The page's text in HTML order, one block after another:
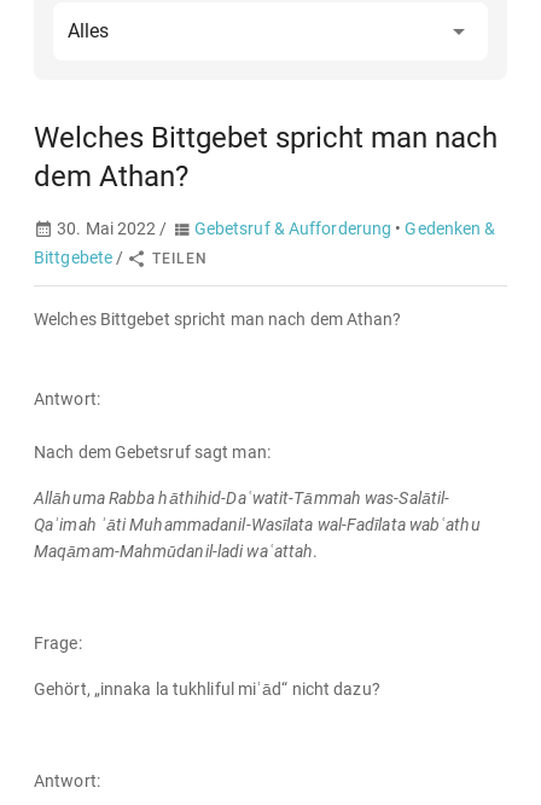
Alles
Welches Bittgebet spricht man nach
dem Athan?
30. Mai 2022 / Gebetsruf & Aufforderung •Gedenken &
Bittgebete / TEILEN
Welches Bittgebet spricht man nach dem Athan?
Antwort:
Nach dem Gebetsruf sagt man:
Allāhuma Rabba hāthihid-Daʿwatit-Tāmmah was-Salātil-
Qaʾimah ʾāti Muhammadanil-Wasīlata wal-Fadīlata wabʿathu
Maqāmam-Mahmūdanil-ladi waʿattah.
Frage:
Gehört, „innaka la tukhliful miʿād“ nicht dazu?
Antwort: